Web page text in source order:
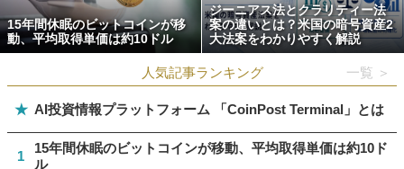
15年間休眠のビットコインが移
動、平均取得単価は約10ドル
ジーニアス法とクラリティー法
案の違いとは？米国の暗号資産2
大法案をわかりやすく解説
人気記事ランキング 一覧 ＞
★ AI投資情報プラットフォーム 「CoinPost Terminal」とは
1
15年間休眠のビットコインが移動、平均取得単価は約10ド
ル